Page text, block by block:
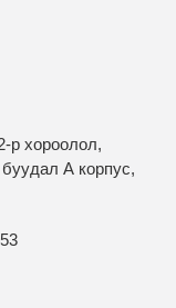
р хороолол,
А корпус,